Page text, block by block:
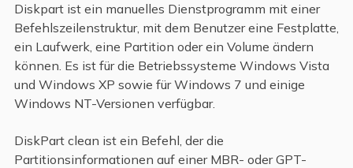
Diskpart ist ein manuelles Dienstprogramm mit einer
Befehlszeilenstruktur, mit dem Benutzer eine Festplatte,
ein Laufwerk, eine Partition oder ein Volume ändern
können. Es ist für die Betriebssysteme Windows Vista
und Windows XP sowie für Windows 7 und einige
Windows NT-Versionen verfügbar.
DiskPart clean ist ein Befehl, der die
Partitionsinformationen auf einer MBR- oder GPT-